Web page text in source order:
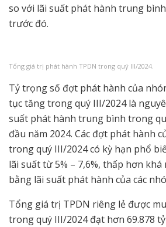
so với lãi suất phát hành trung
trước đó.
Tổng giá trị phát hành TPDN trong quý III/2024.
Tỷ trọng số đợt phát hành của
tục tăng trong quý III/2024 là
suất phát hành trung bình trong
đầu năm 2024. Các đợt phát hành
trong quý III/2024 có kỳ hạn phổ
lãi suất từ 5% – 7,6%, thấp hơn
bằng lãi suất phát hành của các
Tổng giá trị TPDN riêng lẻ được
trong quý III/2024 đạt hơn 69.878